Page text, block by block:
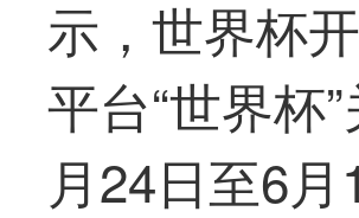
示，世界杯
平台“世界杯
月24日至6